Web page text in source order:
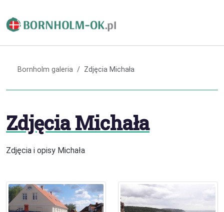
Bornholm galeria Zdjęcia Michała
Zdjęcia Michała
Zdjęcia i opisy Michała